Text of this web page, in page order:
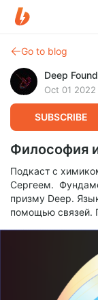
Go to blog
Deep
Oct 01 2022
SUBSCRIBE
Философия
Подкаст с
Сергеем.
призму Deep.
помощью связей.